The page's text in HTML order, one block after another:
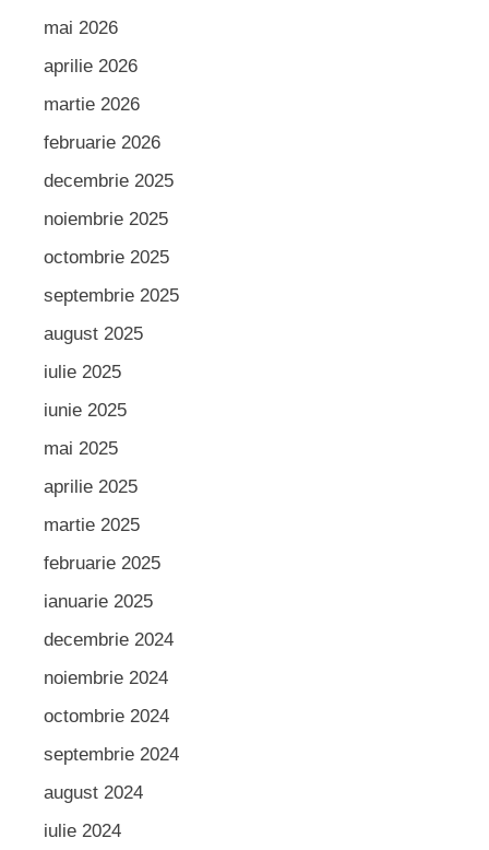
mai 2026
aprilie 2026
martie 2026
februarie 2026
decembrie 2025
noiembrie 2025
octombrie 2025
septembrie 2025
august 2025
iulie 2025
iunie 2025
mai 2025
aprilie 2025
martie 2025
februarie 2025
ianuarie 2025
decembrie 2024
noiembrie 2024
octombrie 2024
septembrie 2024
august 2024
iulie 2024